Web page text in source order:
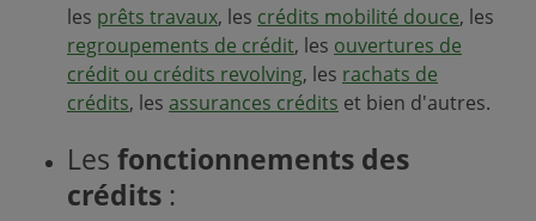
les prêts travaux, les crédits mobilité douce, les
regroupements de crédit, les ouvertures de
crédit ou crédits revolving, les rachats de
crédits, les assurances crédits et bien d'autres.
Les fonctionnements des
crédits :